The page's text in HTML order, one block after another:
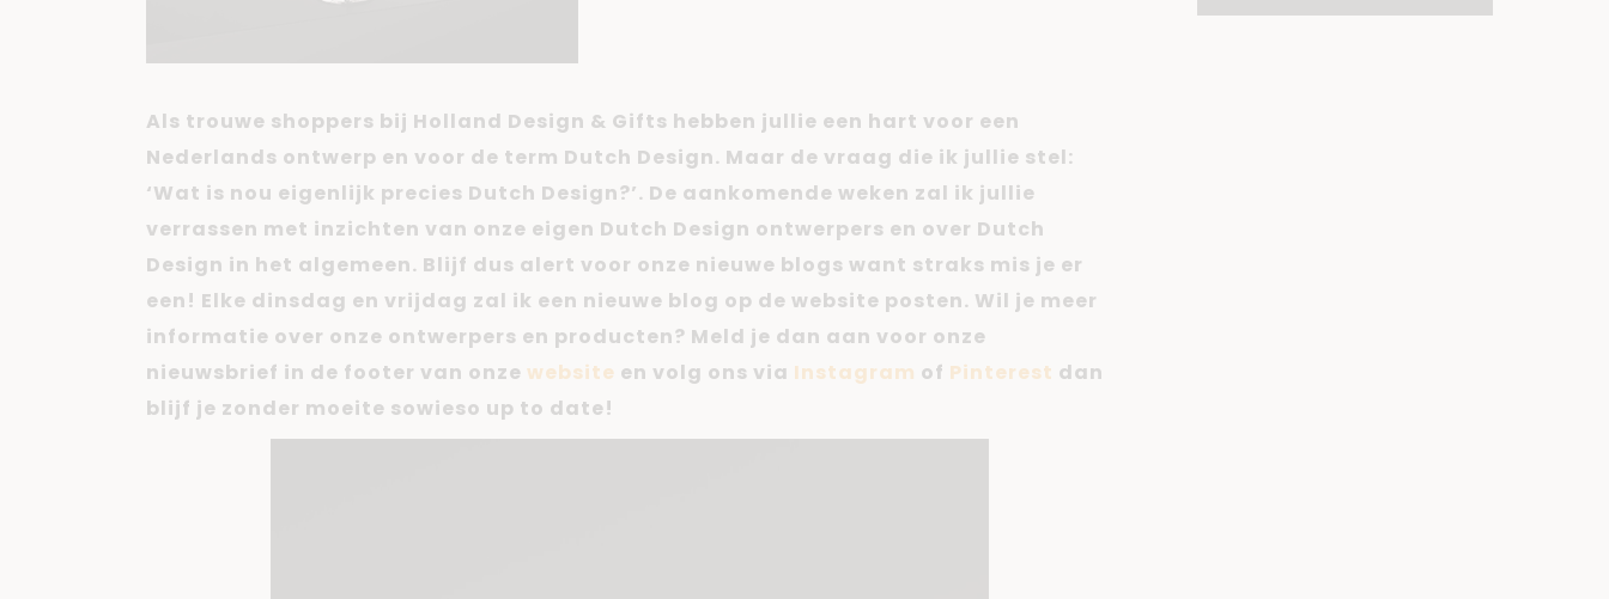
Als trouwe shoppers bij Holland Design & Gifts hebben jullie een hart voor een
Nederlands ontwerp en voor de term Dutch Design. Maar de vraag die ik jullie stel:
‘Wat is nou eigenlijk precies Dutch Design?’. De aankomende weken zal ik jullie
verrassen met inzichten van onze eigen Dutch Design ontwerpers en over Dutch
Design in het algemeen. Blijf dus alert voor onze nieuwe blogs want straks mis je er
een! Elke dinsdag en vrijdag zal ik een nieuwe blog op de website posten. Wil je meer
informatie over onze ontwerpers en producten? Meld je dan aan voor onze
nieuwsbrief in de footer van onze website en volg ons via Instagram of Pinterest dan
blijf je zonder moeite sowieso up to date!